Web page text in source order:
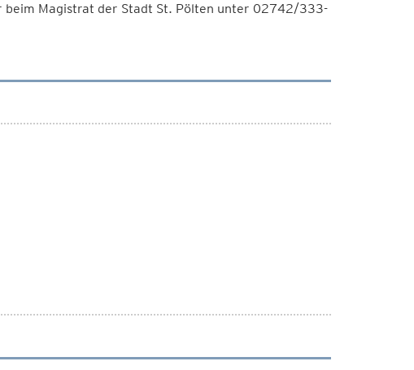
Magistrat der Stadt St. Pölten unter 02742/333-